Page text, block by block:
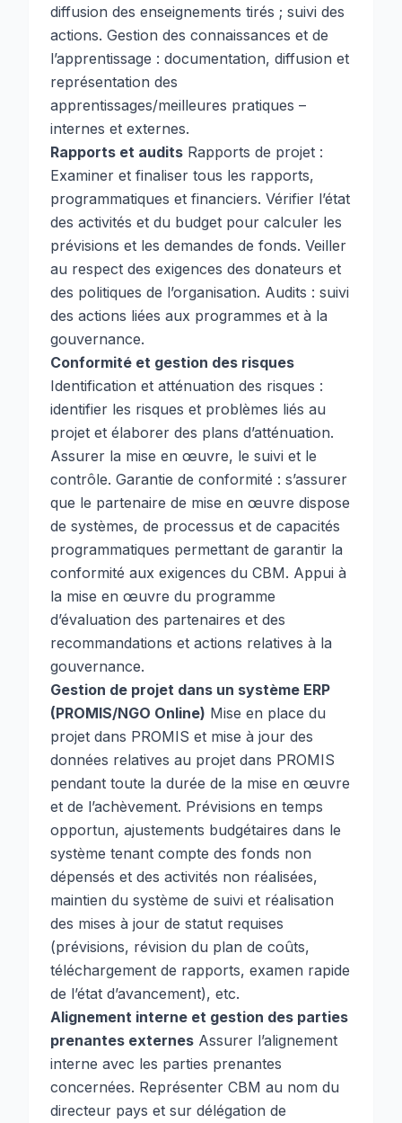
diffusion des enseignements tirés ; suivi des
actions. Gestion des connaissances et de
l’apprentissage : documentation, diffusion et
représentation des
apprentissages/meilleures pratiques –
internes et externes.
Rapports et audits Rapports de projet :
Examiner et finaliser tous les rapports,
programmatiques et financiers. Vérifier l’état
des activités et du budget pour calculer les
prévisions et les demandes de fonds. Veiller
au respect des exigences des donateurs et
des politiques de l’organisation. Audits : suivi
des actions liées aux programmes et à la
gouvernance.
Conformité et gestion des risques
Identification et atténuation des risques :
identifier les risques et problèmes liés au
projet et élaborer des plans d’atténuation.
Assurer la mise en œuvre, le suivi et le
contrôle. Garantie de conformité : s’assurer
que le partenaire de mise en œuvre dispose
de systèmes, de processus et de capacités
programmatiques permettant de garantir la
conformité aux exigences du CBM. Appui à
la mise en œuvre du programme
d’évaluation des partenaires et des
recommandations et actions relatives à la
gouvernance.
Gestion de projet dans un système ERP
(PROMIS/NGO Online) Mise en place du
projet dans PROMIS et mise à jour des
données relatives au projet dans PROMIS
pendant toute la durée de la mise en œuvre
et de l’achèvement. Prévisions en temps
opportun, ajustements budgétaires dans le
système tenant compte des fonds non
dépensés et des activités non réalisées,
maintien du système de suivi et réalisation
des mises à jour de statut requises
(prévisions, révision du plan de coûts,
téléchargement de rapports, examen rapide
de l’état d’avancement), etc.
Alignement interne et gestion des parties
prenantes externes Assurer l’alignement
interne avec les parties prenantes
concernées. Représenter CBM au nom du
directeur pays et sur délégation de